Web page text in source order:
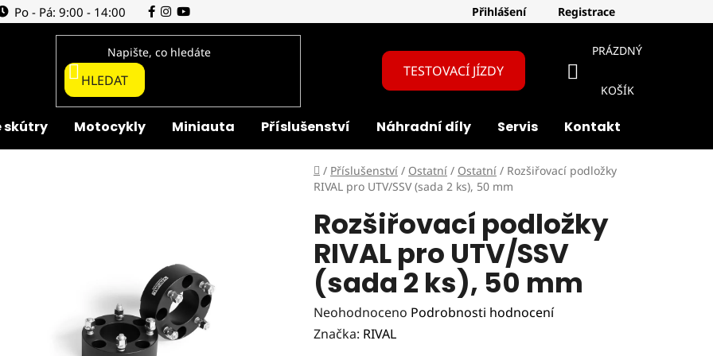
Po - Pá: 9:00 - 14:00 Přihlášení Registrace
HLEDAT
TESTOVACÍ JÍZDY
NÁKUPNÍ
KOŠÍK
PRÁZDNÝ
KOŠÍK
skútry Motocykly Miniauta Příslušenství Náhradní díly Servis Kontakt
Domů
/ Příslušenství / Ostatní / Ostatní / Rozšiřovací podložky
RIVAL pro UTV/SSV (sada 2 ks), 50 mm
Rozšiřovací podložky
RIVAL pro UTV/SSV
(sada 2 ks), 50 mm
Průměrné
hodnocení
Neohodnoceno Podrobnosti hodnocení
Značka: RIVAL